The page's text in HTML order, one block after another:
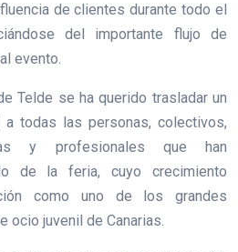
de clientes durante todo el
del importante flujo de
evento.
Telde se ha querido trasladar un
a todas las personas, colectivos,
y profesionales que han
de la feria, cuyo crecimiento
como uno de los grandes
ocio juvenil de Canarias.